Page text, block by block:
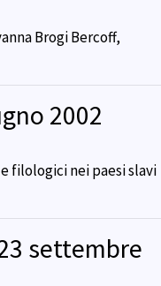
Brogi Bercoff,
2002
filologici nei paesi slavi
settembre